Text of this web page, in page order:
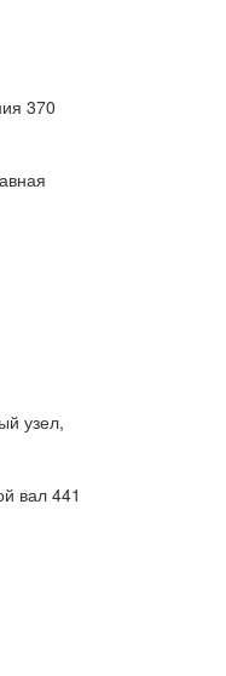
370
узел,
вал 441